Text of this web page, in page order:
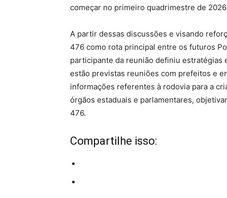
começar no primeiro quadrimestre de
A partir dessas discussões e visando
476 como rota principal entre os futuros
participante da reunião definiu estratégias
estão previstas reuniões com prefeitos e
informações referentes à rodovia para a
órgãos estaduais e parlamentares,
476.
Compartilhe isso: